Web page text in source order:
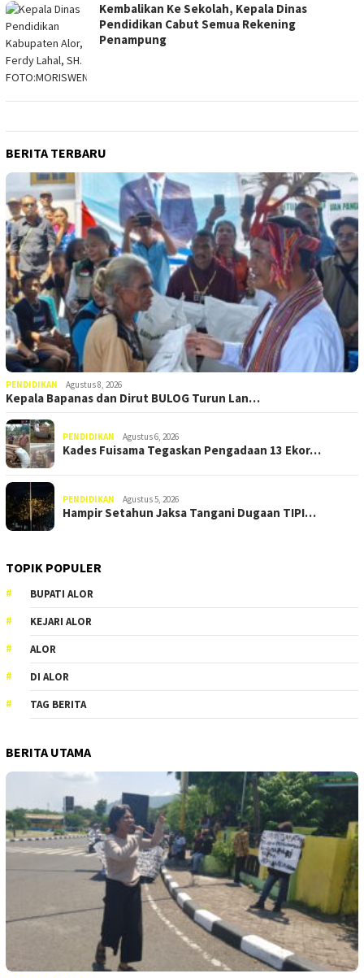
Kembalikan Ke Sekolah, Kepala Dinas
Pendidikan Cabut Semua Rekening
Penampung
BERITA TERBARU
PENDIDIKAN Agustus 8, 2026
Kepala Bapanas dan Dirut BULOG Turun Lan…
PENDIDIKAN Agustus 6, 2026
Kades Fuisama Tegaskan Pengadaan 13 Ekor…
PENDIDIKAN Agustus 5, 2026
Hampir Setahun Jaksa Tangani Dugaan TIPI…
TOPIK POPULER
BUPATI ALOR
KEJARI ALOR
ALOR
DI ALOR
TAG BERITA
BERITA UTAMA